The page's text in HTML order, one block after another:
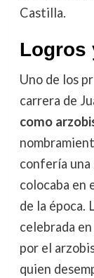
Castilla.
Logros
Uno de los
carrera de
como
confería una
colocaba en
de la época.
celebrada en
por el
quien